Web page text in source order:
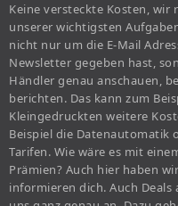
Keine versteckte Kosten, wir
unserer wichtigsten
nicht nur um die E-Mail
Newsletter gegeben hast,
Händler genau anschauen,
berichten. Das kann zum
Kleingedruckten weitere
Beispiel die
Tarifen. Wie wäre es mit
Prämien? Auch hier haben
informieren dich. Auch Deals